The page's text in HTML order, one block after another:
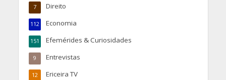
Direito
7
Economia
112
Efemérides & Curiosidades
151
Entrevistas
9
Ericeira TV
12